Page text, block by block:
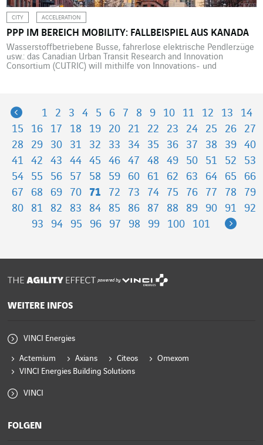
CITY ACCELERATION
PPP IM BEREICH MOBILITY: FALLBEISPIEL AUS KANADA
Wasserstoffbetriebene Busse, fahrerlose elektrische Pendlerzüge
usw.: das Canadian Urban Transit Research and Innovation
Consortium (CUTRIC) will mithilfe von Innovations- und
Kommunalverwaltungen, Herstellern und
Technologieunternehmen erreicht werden soll. Besondere
Herausforderungen […]
Previous
1 2 3 4 5 6 7 8 9 10 11 12 13
14
15
16 17 18 19 20 21 22 23 24 25 26
27
28
29 30 31 32 33 34 35 36 37 38 39
40
41
42 43 44 45 46 47 48 49 50 51 52
53
54
55 56 57 58 59 60 61 62 63 64 65
66
67
68 69 70 71 72 73 74 75 76 77 78
79
80
81 82 83 84 85 86 87 88 89 90 91
92
93
94 95 96 97 98 99 100 101 Next
powered by
WEITERE INFOS
VINCI Energies
Actemium Axians Citeos
Omexom
VINCI Energies Building Solutions
VINCI
FOLGEN